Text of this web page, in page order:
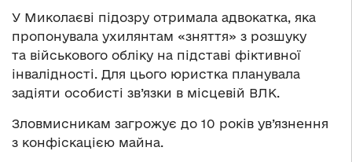
У Миколаєві підозру отримала адвокатка, яка
пропонувала ухилянтам «зняття» з розшуку
та військового обліку на підставі фіктивної
інвалідності. Для цього юристка планувала
задіяти особисті зв’язки в місцевій ВЛК.
Зловмисникам загрожує до 10 років ув’язнення
з конфіскацією майна.